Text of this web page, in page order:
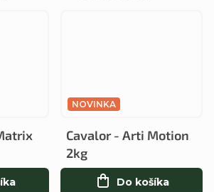
NOVINKA
Cavalor - Arti Motion
2kg
Do košíka